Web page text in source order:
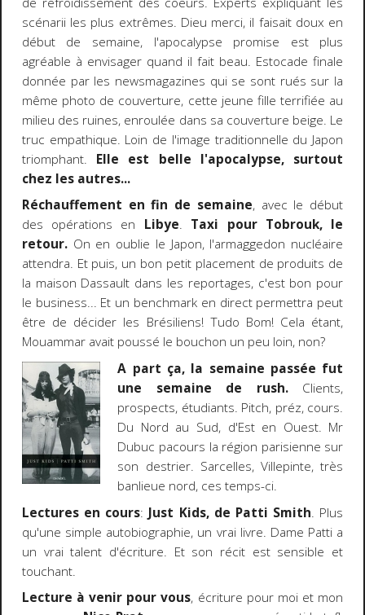
scénarii les plus extrêmes. Dieu merci, il faisait doux en
début de semaine, l'apocalypse promise est plus
agréable à envisager quand il fait beau. Estocade finale
donnée par les newsmagazines qui se sont rués sur la
même photo de couverture, cette jeune fille terrifiée au
milieu des ruines, enroulée dans sa couverture beige. Le
truc empathique. Loin de l'image traditionnelle du Japon
triomphant. Elle est belle l'apocalypse, surtout
chez les autres...
Réchauffement en fin de semaine, avec le début
des opérations en Libye. Taxi pour Tobrouk, le
retour.On en oublie le Japon, l'armaggedon nucléaire
attendra. Et puis, un bon petit placement de produits de
la maison Dassault dans les reportages, c'est bon pour
le business... Et un benchmark en direct permettra peut
être de décider les Brésiliens! Tudo Bom! Cela étant,
Mouammar avait poussé le bouchon un peu loin, non?
A part ça, la semaine passée fut
une semaine de rush.Clients,
prospects, étudiants. Pitch, préz, cours.
Du Nord au Sud, d'Est en Ouest. Mr
Dubuc pacours la région parisienne sur
son destrier. Sarcelles, Villepinte, très
banlieue nord, ces temps-ci.
Lectures en cours: Just Kids, de Patti Smith. Plus
qu'une simple autobiographie, un vrai livre. Dame Patti a
un vrai talent d'écriture. Et son récit est sensible et
touchant.
Lecture à venir pour vous, écriture pour moi et mon